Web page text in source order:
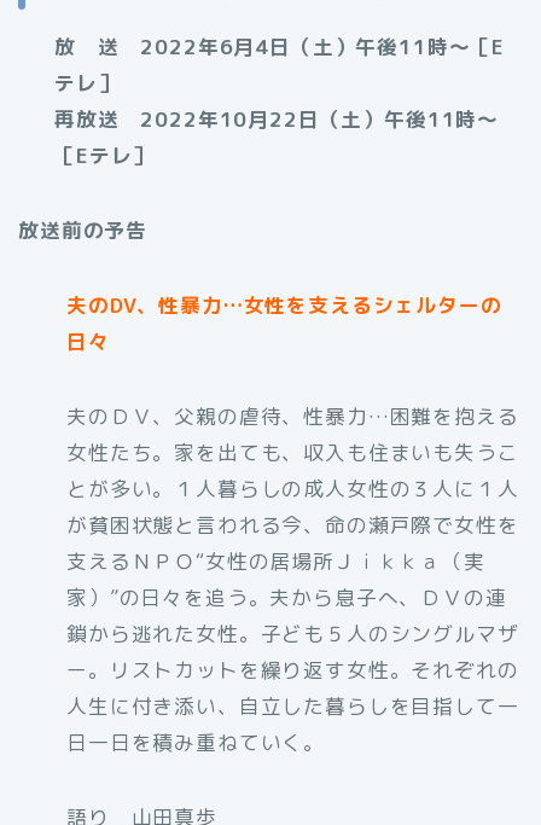
放 送 2022年6月4日（土）午後11時～［E
テレ］
再放送 2022年10月22日（土）午後11時～
［Eテレ］
放送前の予告
夫のDV、性暴力…女性を支えるシェルターの
日々
夫のＤＶ、父親の虐待、性暴力…困難を抱える
女性たち。家を出ても、収入も住まいも失うこ
とが多い。１人暮らしの成人女性の３人に１人
が貧困状態と言われる今、命の瀬戸際で女性を
支えるＮＰＯ“女性の居場所Ｊｉｋｋａ（実
家）”の日々を追う。夫から息子へ、ＤＶの連
鎖から逃れた女性。子ども５人のシングルマザ
ー。リストカットを繰り返す女性。それぞれの
人生に付き添い、自立した暮らしを目指して一
日一日を積み重ねていく。
語り 山田真歩